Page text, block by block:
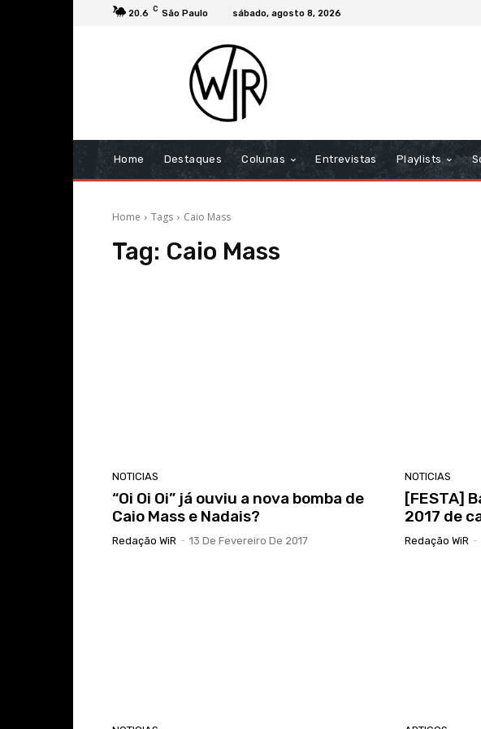
20.6 C São Paulo sábado, agosto 8, 2026
Home Destaques Colunas Entrevistas Playlists
Home Tags Caio Mass
Tag: Caio Mass
NOTICIAS
“Oi Oi Oi” já ouviu a nova bomba de
Caio Mass e Nadais?
Redação WiR - 13 De Fevereiro De 2017
NOTICIAS
[FESTA]
2017 de
Redação WiR -